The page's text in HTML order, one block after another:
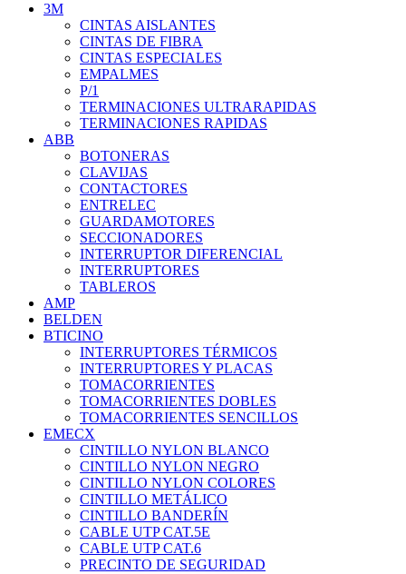
3M
CINTAS AISLANTES
CINTAS DE FIBRA
CINTAS ESPECIALES
EMPALMES
P/1
TERMINACIONES ULTRARAPIDAS
TERMINACIONES RAPIDAS
ABB
BOTONERAS
CLAVIJAS
CONTACTORES
ENTRELEC
GUARDAMOTORES
SECCIONADORES
INTERRUPTOR DIFERENCIAL
INTERRUPTORES
TABLEROS
AMP
BELDEN
BTICINO
INTERRUPTORES TÉRMICOS
INTERRUPTORES Y PLACAS
TOMACORRIENTES
TOMACORRIENTES DOBLES
TOMACORRIENTES SENCILLOS
EMECX
CINTILLO NYLON BLANCO
CINTILLO NYLON NEGRO
CINTILLO NYLON COLORES
CINTILLO METÁLICO
CINTILLO BANDERÍN
CABLE UTP CAT.5E
CABLE UTP CAT.6
PRECINTO DE SEGURIDAD